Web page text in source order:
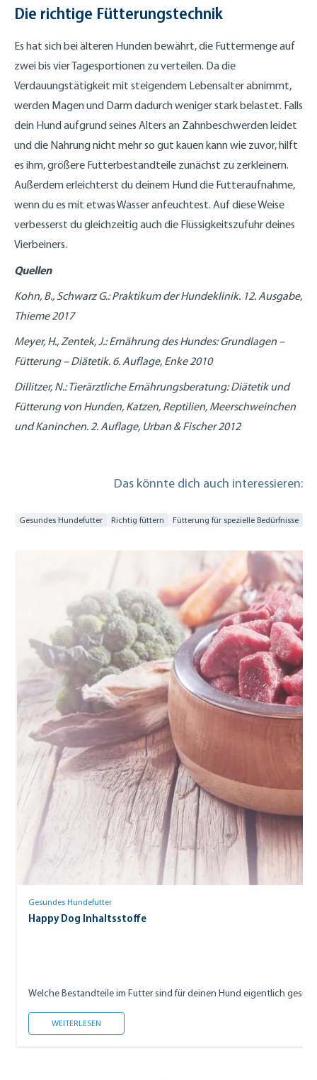
Die richtige Fütterungstechnik
Es hat sich bei älteren Hunden bewährt, die Futtermenge auf
zwei bis vier Tagesportionen zu verteilen. Da die
Verdauungstätigkeit mit steigendem Lebensalter abnimmt,
werden Magen und Darm dadurch weniger stark belastet. Falls
dein Hund aufgrund seines Alters an Zahnbeschwerden leidet
und die Nahrung nicht mehr so gut kauen kann wie zuvor, hilft
es ihm, größere Futterbestandteile zunächst zu zerkleinern.
Außerdem erleichterst du deinem Hund die Futteraufnahme,
wenn du es mit etwas Wasser anfeuchtest. Auf diese Weise
verbesserst du gleichzeitig auch die Flüssigkeitszufuhr deines
Vierbeiners.
Quellen
Kohn, B., Schwarz G.: Praktikum der Hundeklinik. 12. Ausgabe,
Thieme 2017
Meyer, H., Zentek, J.: Ernährung des Hundes: Grundlagen –
Fütterung – Diätetik. 6. Auflage, Enke 2010
Dillitzer, N.: Tierärztliche Ernährungsberatung: Diätetik und
Fütterung von Hunden, Katzen, Reptilien, Meerschweinchen
und Kaninchen. 2. Auflage, Urban & Fischer 2012
Das könnte dich auch interessieren:
Gesundes Hundefutter Richtig füttern Fütterung für spezielle Bedürfnisse
Gesundes Hundefutter
Happy Dog Inhaltsstoffe
Welche Bestandteile im Futter sind für deinen Hund eigentlich
WEITERLESEN